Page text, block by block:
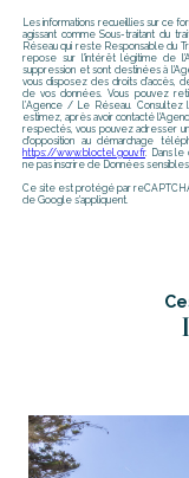
Les informations recueillies sur ce
agissant comme Sous-traitant du
Réseau qui reste Responsable du
repose sur l'intérêt légitime de
suppression et sont destinées à
vous disposez des droits d’accès,
de vos données. Vous pouvez
l’Agence / Le Réseau. Consultez
estimez, après avoir contacté
respectés, vous pouvez adresser
d'opposition au démarchage
https://www.bloctel.gouv.fr. Dans le
ne pas inscrire de Données
Ce site est protégé par
de Google s'appliquent.